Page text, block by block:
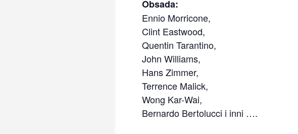
Obsada:
Ennio Morricone,
Clint Eastwood,
Quentin Tarantino,
John Williams,
Hans Zimmer,
Terrence Malick,
Wong Kar-Wai,
Bernardo Bertolucci i inni ….